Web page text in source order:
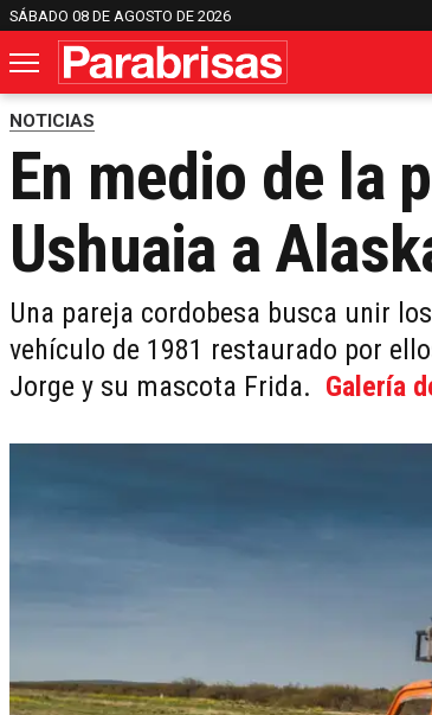
SÁBADO 08 DE AGOSTO DE 2026
NOTICIAS
En medio de la
Ushuaia a
Una pareja cordobesa busca unir
vehículo de 1981 restaurado por
Jorge y su mascota Frida. Galería